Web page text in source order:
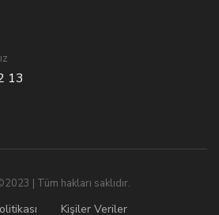
13
| Tüm hakları saklıdır.
Kişiler Veriler